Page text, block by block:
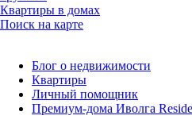
Квартиры в домах
Поиск на карте
Блог о недвижимости
Квартиры
Личный помощник
Премиум-дома Иволга